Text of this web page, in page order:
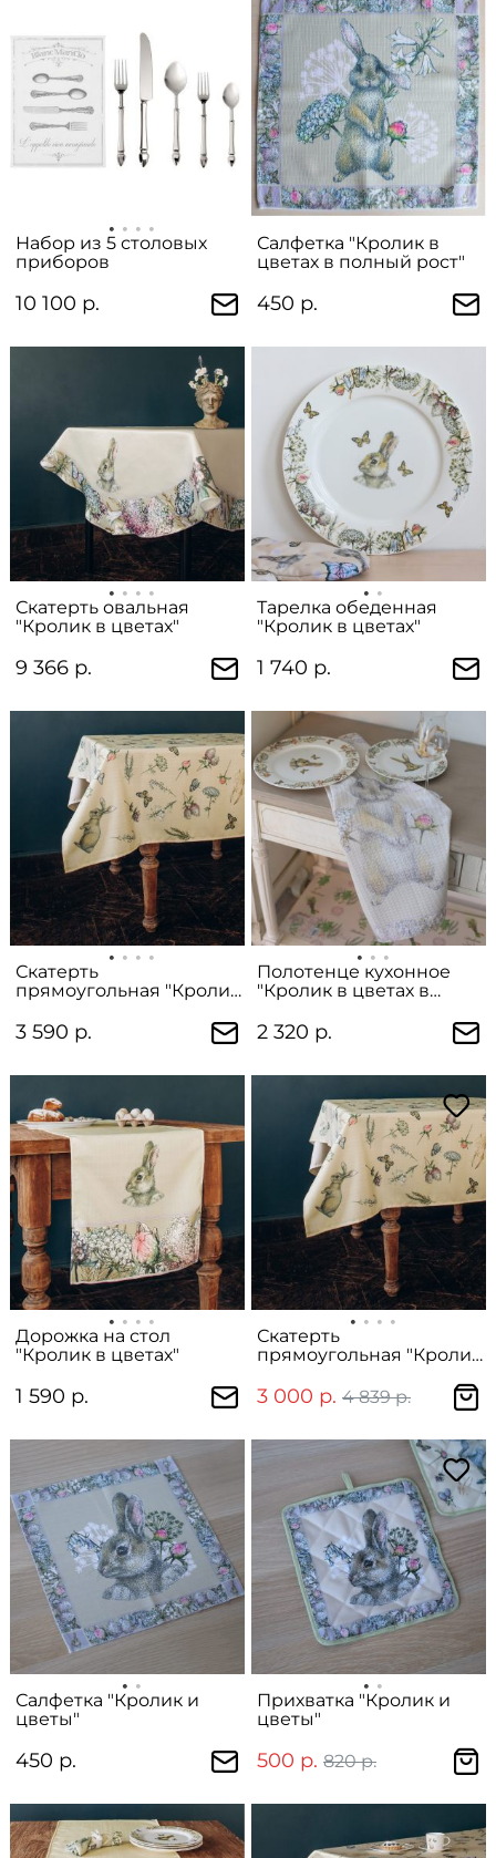
Набор из 5 столовых
приборов
10 100 р.
Салфетка "Кролик в
цветах в полный рост"
450 р.
Скатерть овальная
"Кролик в цветах"
9 366 р.
Тарелка обеденная
"Кролик в цветах"
1 740 р.
Скатерть
прямоугольная "Кролик
3 590 р.
Полотенце кухонное
"Кролик в цветах в
2 320 р.
Дорожка на стол
"Кролик в цветах"
1 590 р.
Скатерть
прямоугольная "Кролик
3 000 р. 4 839 р.
Салфетка "Кролик и
цветы"
450 р.
Прихватка "Кролик и
цветы"
500 р. 820 р.